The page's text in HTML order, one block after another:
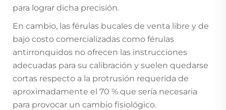
para lograr dicha precisión.
En cambio, las férulas bucales de venta libre y de
bajo costo comercializadas como férulas
antirronquidos no ofrecen las instrucciones
adecuadas para su calibración y suelen quedarse
cortas respecto a la protrusión requerida de
aproximadamente el 70 % que sería necesaria
para provocar un cambio fisiológico.